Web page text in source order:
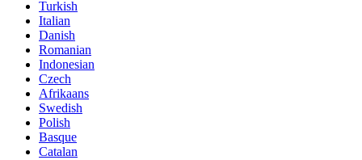
Turkish
Italian
Danish
Romanian
Indonesian
Czech
Afrikaans
Swedish
Polish
Basque
Catalan